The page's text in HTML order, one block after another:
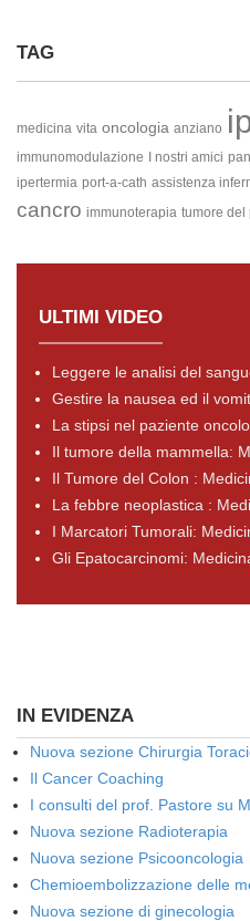
TAG
medicina vita oncologia anziano
immunomodulazione I nostri amici
ipertermia port-a-cath assistenza
cancro immunoterapia tumore del
ULTIMI VIDEO
Leggere le analisi del
Gestire la nausea ed il
La stipsi nel paziente
Il tumore della mammella:
Il Tumore del Colon :
La febbre neoplastica :
I Marcatori Tumorali:
Gli Epatocarcinomi:
IN EVIDENZA
Nuova sezione Chirurgia
Il Cancer Coaching
I consulti del prof. Pastore su
Nuova sezione Radioterapia
Nuova sezione Psicooncologia
Chemioembolizzazione delle
Nuova sezione di ginecologia